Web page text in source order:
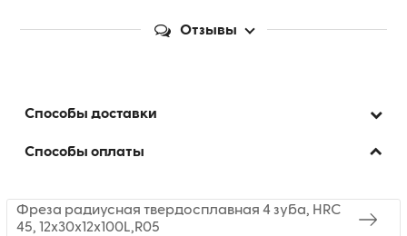
Отзывы
Способы доставки
Способы оплаты
Фреза радиусная твердосплавная 4 зуба, HRC
45, 12х30х12х100L,R05